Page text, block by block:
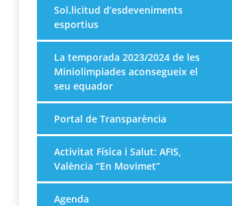
Sol.licitud d’esdeveniments
esportius
La temporada 2023/2024 de les
Miniolimpiades aconsegueix el
seu equador
Portal de Transparència
Activitat Física i Salut: AFIS,
València “En Movimet”
Agenda